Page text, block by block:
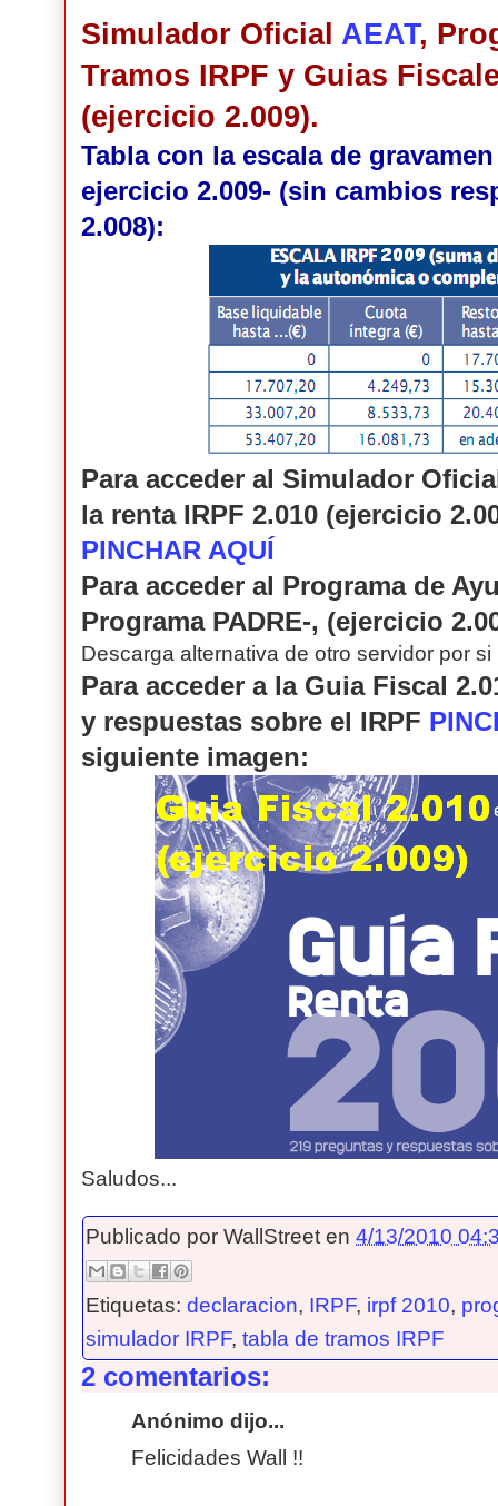
Simulador OficialAEAT,
Tramos IRPF y Guias
(ejercicio 2.009).
Tabla con la escala de
ejercicio 2.009- (sin cambios
2.008):
Para acceder al Simulador
la renta IRPF 2.010 (ejercicio
PINCHAR AQUÍ
Para acceder al Programa de
Programa PADRE-, (ejercicio
Descarga alternativa de otro servidor por
Para acceder a la Guia Fiscal
y respuestas sobre el IRPF
siguiente imagen:
Saludos...
Publicado porWallStreet en4/13/2010
Etiquetas:declaracion, IRPF, irpf 2010,
simulador IRPF,tabla de tramos IRPF
2 comentarios:
Anónimo dijo...
Felicidades Wall !!